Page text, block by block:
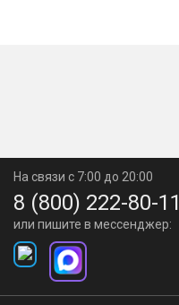
На связи с 7:00 до 20:00
8 (800) 222-80-11
или пишите в мессенджер: